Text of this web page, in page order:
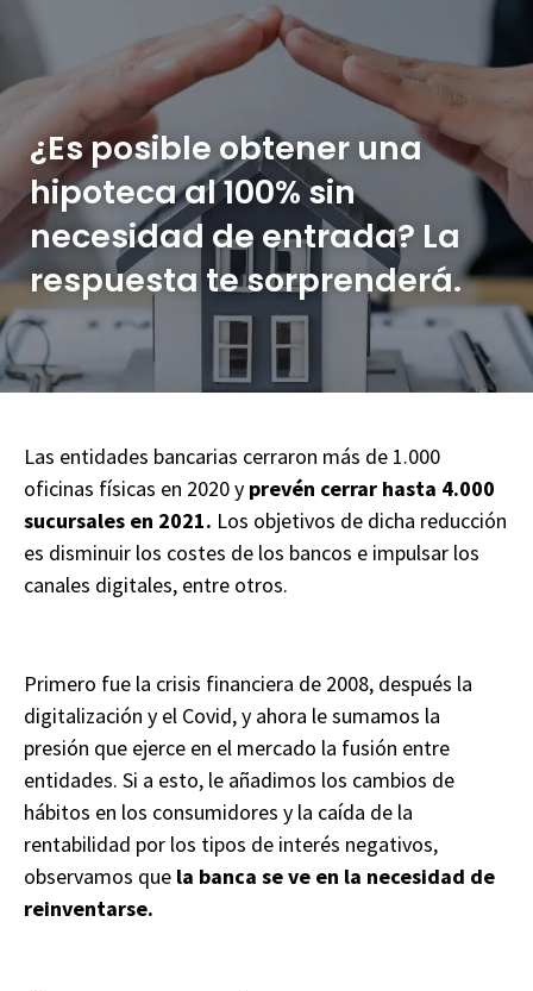
¿Es posible obtener una
hipoteca al 100% sin
necesidad de entrada? La
respuesta te sorprenderá.
Las entidades bancarias cerraron más de 1.000
oficinas físicas en 2020 y prevén cerrar hasta 4.000
sucursales en 2021. Los objetivos de dicha reducción
es disminuir los costes de los bancos e impulsar los
canales digitales, entre otros.
Primero fue la crisis financiera de 2008, después la
digitalización y el Covid, y ahora le sumamos la
presión que ejerce en el mercado la fusión entre
entidades. Si a esto, le añadimos los cambios de
hábitos en los consumidores y la caída de la
rentabilidad por los tipos de interés negativos,
observamos que la banca se ve en la necesidad de
reinventarse.